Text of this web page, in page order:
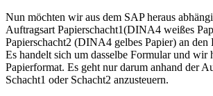
Nun möchten wir aus dem SAP heraus
Auftragsart Papierschacht1(DINA4 weißes
Papierschacht2 (DINA4 gelbes Papier) an den
Es handelt sich um dasselbe Formular und wir
Papierformat. Es geht nur darum anhand der
Schacht1 oder Schacht2 anzusteuern.